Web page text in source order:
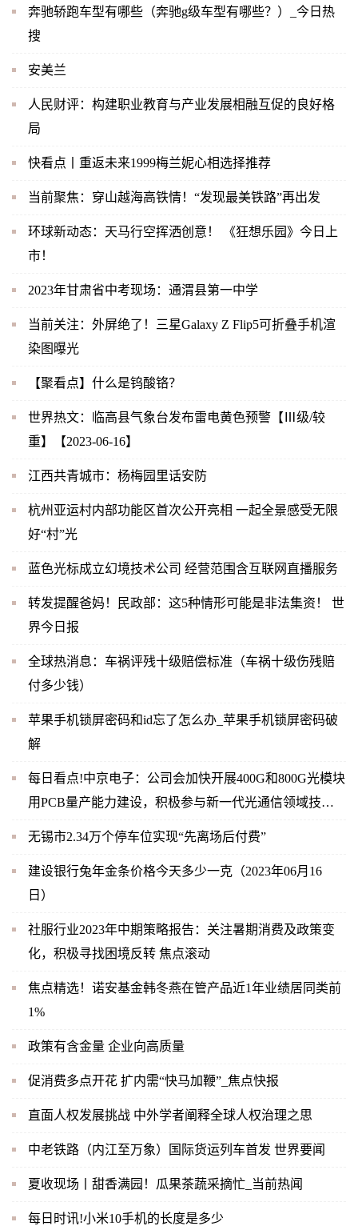
奔驰轿跑车型有哪些（奔驰g级车型有哪些？）_今日热
搜
安美兰
人民财评：构建职业教育与产业发展相融互促的良好格
局
快看点丨重返未来1999梅兰妮心相选择推荐
当前聚焦：穿山越海高铁情！“发现最美铁路”再出发
环球新动态：天马行空挥洒创意！ 《狂想乐园》今日上
市！
2023年甘肃省中考现场：通渭县第一中学
当前关注：外屏绝了！三星Galaxy Z Flip5可折叠手机渲
染图曝光
【聚看点】什么是钨酸铬？
世界热文：临高县气象台发布雷电黄色预警【Ⅲ级/较
重】【2023-06-16】
江西共青城市：杨梅园里话安防
杭州亚运村内部功能区首次公开亮相 一起全景感受无限
好“村”光
蓝色光标成立幻境技术公司 经营范围含互联网直播服务
转发提醒爸妈！民政部：这5种情形可能是非法集资！ 世
界今日报
全球热消息：车祸评残十级赔偿标准（车祸十级伤残赔
付多少钱）
苹果手机锁屏密码和id忘了怎么办_苹果手机锁屏密码破
解
每日看点!中京电子：公司会加快开展400G和800G光模块
用PCB量产能力建设，积极参与新一代光通信领域技术
无锡市2.34万个停车位实现“先离场后付费”
建设银行兔年金条价格今天多少一克（2023年06月16
日）
社服行业2023年中期策略报告：关注暑期消费及政策变
化，积极寻找困境反转 焦点滚动
焦点精选！诺安基金韩冬燕在管产品近1年业绩居同类前
1%
政策有含金量 企业向高质量
促消费多点开花 扩内需“快马加鞭”_焦点快报
直面人权发展挑战 中外学者阐释全球人权治理之思
中老铁路（内江至万象）国际货运列车首发 世界要闻
夏收现场丨甜香满园！瓜果茶蔬采摘忙_当前热闻
每日时讯!小米10手机的长度是多少